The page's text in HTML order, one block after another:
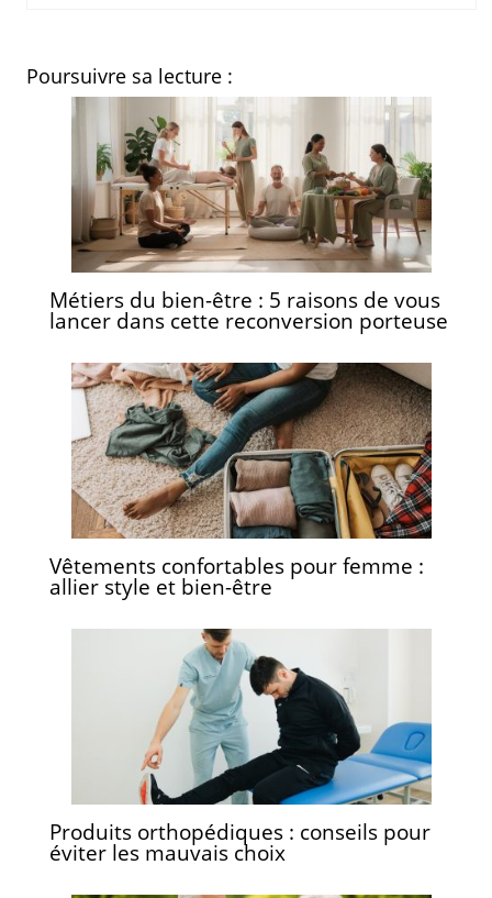
Poursuivre sa lecture :
Métiers du bien-être : 5 raisons de vous
lancer dans cette reconversion porteuse
Vêtements confortables pour femme :
allier style et bien-être
Produits orthopédiques : conseils pour
éviter les mauvais choix